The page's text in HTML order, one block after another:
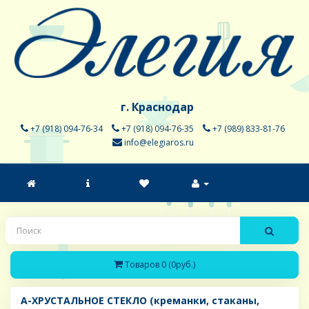
г. Краснодар
+7 (918) 094-76-34 +7 (918) 094-76-35
+7 (989) 833-81-76
info@elegiaros.ru
Товаров 0 (0руб.)
A-ХРУСТАЛЬНОЕ СТЕКЛО (креманки, стаканы,